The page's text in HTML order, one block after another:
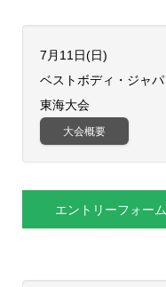
7月11日(日)
ベストボディ・ジャパ
東海大会
大会概要
エントリーフォーム